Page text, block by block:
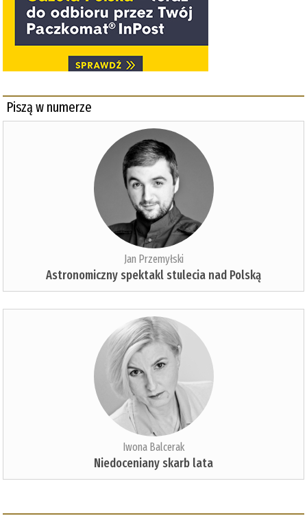
Piszą w numerze
Jan Przemyłski
Astronomiczny spektakl stulecia nad Polską
Iwona Balcerak
Niedoceniany skarb lata